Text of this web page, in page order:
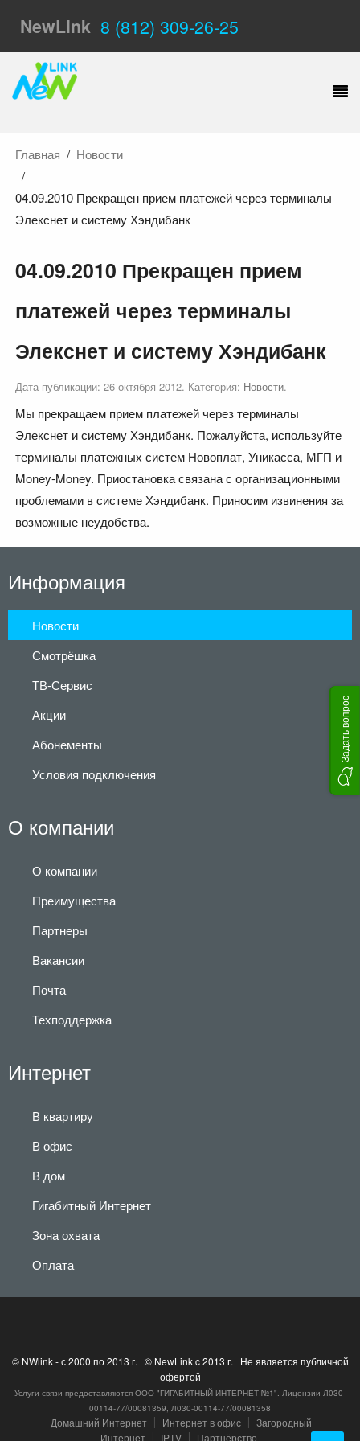
NewLink 8 (812) 309-26-25
Главная Новости
04.09.2010 Прекращен прием платежей через терминалы
Элекснет и систему Хэндибанк
04.09.2010 Прекращен прием
платежей через терминалы
Элекснет и систему Хэндибанк
Дата публикации: 26 октября 2012. Категория: Новости.
Мы прекращаем прием платежей через терминалы
Элекснет и систему Хэндибанк. Пожалуйста, используйте
терминалы платежных систем Новоплат, Уникасса, МГП и
Money-Money. Приостановка связана с организационными
проблемами в системе Хэндибанк. Приносим извинения за
возможные неудобства.
Информация
Новости
Смотрёшка
ТВ-Сервис
Акции
Абонементы
Условия подключения
О компании
О компании
Преимущества
Партнеры
Вакансии
Почта
Техподдержка
Интернет
В квартиру
В офис
В дом
Гигабитный Интернет
Зона охвата
Оплата
© NWlink - с 2000 по 2013 г. © NewLink c 2013 г. Не является публичной
офертой
Услуги связи предоставляются ООО "ГИГАБИТНЫЙ ИНТЕРНЕТ №1". Лицензии Л030-
00114-77/00081359, Л030-00114-77/00081358
Домашний Интернет Интернет в офис
Загородный
Интернет
IPTV Партнёрство
Задать вопрос